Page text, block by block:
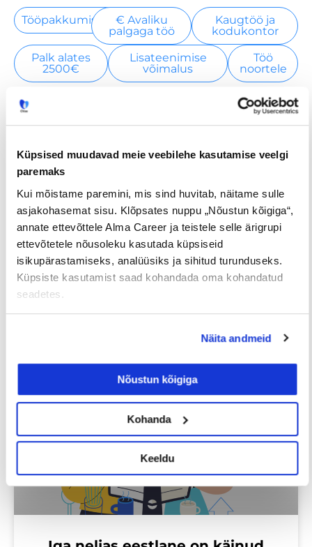
Küpsised muudavad meie veebilehe kasutamise veelgi
paremaks
Kui mõistame paremini, mis sind huvitab, näitame sulle
asjakohasemat sisu. Klõpsates nuppu „Nõustun kõigiga“,
annate ettevõttele Alma Career ja teistele selle ärigrupi
ettevõtetele nõusoleku kasutada küpsiseid
isikupärastamiseks, analüüsiks ja sihitud turunduseks.
Küpsiste kasutamist saad kohandada oma kohandatud
seadetes.
Näita andmeid
Nõustun kõigiga
Kohanda
Keeldu
Tööpakkumised
€ Avaliku
palgaga töö
Kaugtöö ja
kodukontor
Palk alates
2500€
Lisateenimise
võimalus
Töö
noortele
Jaga postitust
Prev
EELMINE JÄRGMINE
Uuringud